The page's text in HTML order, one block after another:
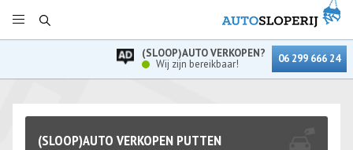
(SLOOP)AUTO VERKOPEN?
Wij zijn bereikbaar!
06 299 666 24
(SLOOP)AUTO VERKOPEN PUTTEN